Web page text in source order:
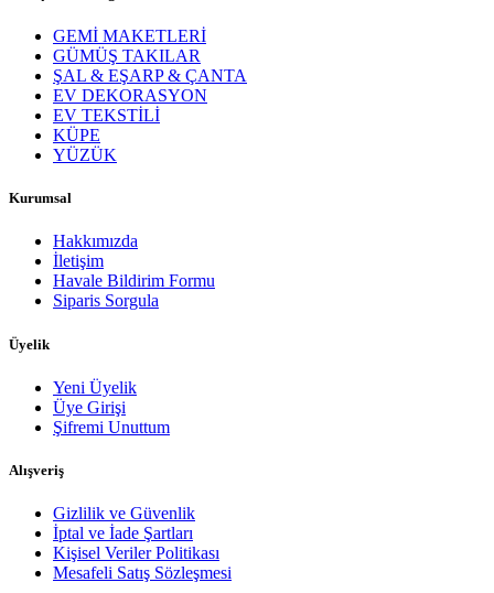
GEMİ MAKETLERİ
GÜMÜŞ TAKILAR
ŞAL & EŞARP & ÇANTA
EV DEKORASYON
EV TEKSTİLİ
KÜPE
YÜZÜK
Kurumsal
Hakkımızda
İletişim
Havale Bildirim Formu
Siparis Sorgula
Üyelik
Yeni Üyelik
Üye Girişi
Şifremi Unuttum
Alışveriş
Gizlilik ve Güvenlik
İptal ve İade Şartları
Kişisel Veriler Politikası
Mesafeli Satış Sözleşmesi